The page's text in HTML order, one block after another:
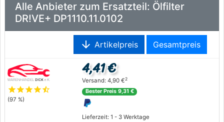
Alle Anbieter zum Ersatzteil: Ölfilter
DR!VE+ DP1110.11.0102
arrow_downward Artikelpreis Gesamtpreis
starstarstarstarstar_half
(97 %)
Lieferzeit: 1 - 3 Werktage
4,41 €
Versand: 4,90 €2
Bester Preis 9,31 €